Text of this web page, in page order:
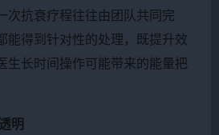
次抗衰疗程往往由团队共同完
能得到针对性的处理，既提升效
生长时间操作可能带来的能量把
明